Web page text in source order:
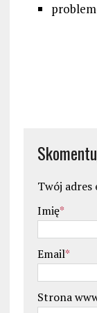
Twój adres
Imię*
Email*
Strona